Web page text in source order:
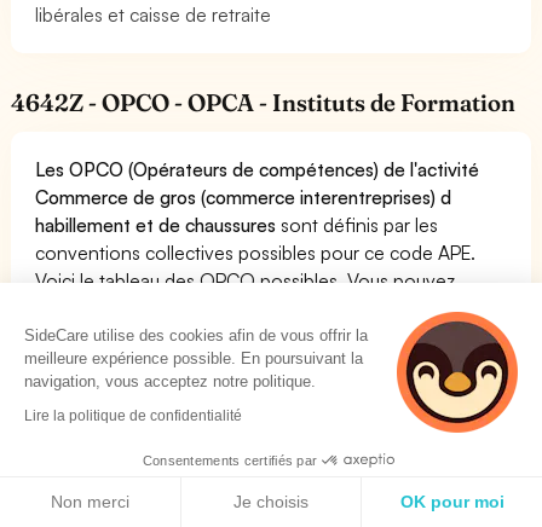
libérales et caisse de retraite
4642Z - OPCO - OPCA - Instituts de Formation
Les OPCO (Opérateurs de compétences) de l'activité
Commerce de gros (commerce interentreprises) d
habillement et de chaussures sont définis par les
conventions collectives possibles pour ce code APE.
Voici le tableau des OPCO possibles. Vous pouvez
consulter notre guide pour les OPCO pour le code APE
4642Z sur le lien suivant:OPCO - OPCA du code APE
4642Z
Les OPCO sont les organismes chargés de recouvrer la
taxe d'apprentissage et de financer les alternances et
SideCare utilise des cookies afin de vous offrir la
meilleure expérience possible. En poursuivant la
navigation, vous acceptez notre politique.
Lire la politique de confidentialité
Consentements certifiés par
Non merci Je choisis OK pour moi